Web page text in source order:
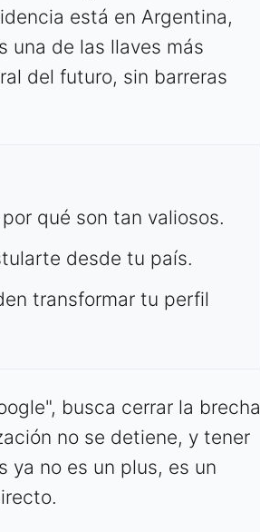
está en Argentina,
una de las llaves más
del futuro, sin barreras
qué son tan valiosos.
desde tu país.
transformar tu perfil
busca cerrar la brecha
no se detiene, y tener
ya no es un plus, es un